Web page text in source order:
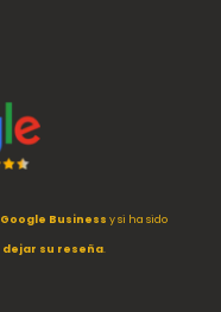
Google Business y si ha sido
dejar su reseña.